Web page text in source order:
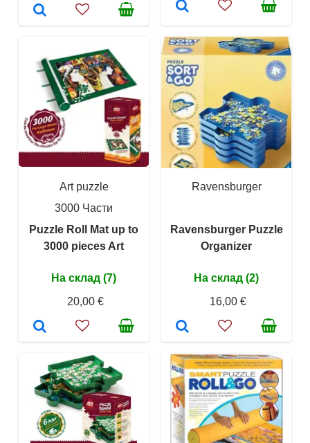
Art puzzle
3000 Части
Puzzle Roll Mat up to
3000 pieces Art
На склад (7)
20,00 €
Ravensburger
Ravensburger Puzzle
Organizer
На склад (2)
16,00 €